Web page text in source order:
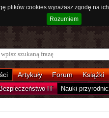
plików cookies wyrażasz zgodę
Rozumiem
Artykuły Forum Książki
IT Nauki